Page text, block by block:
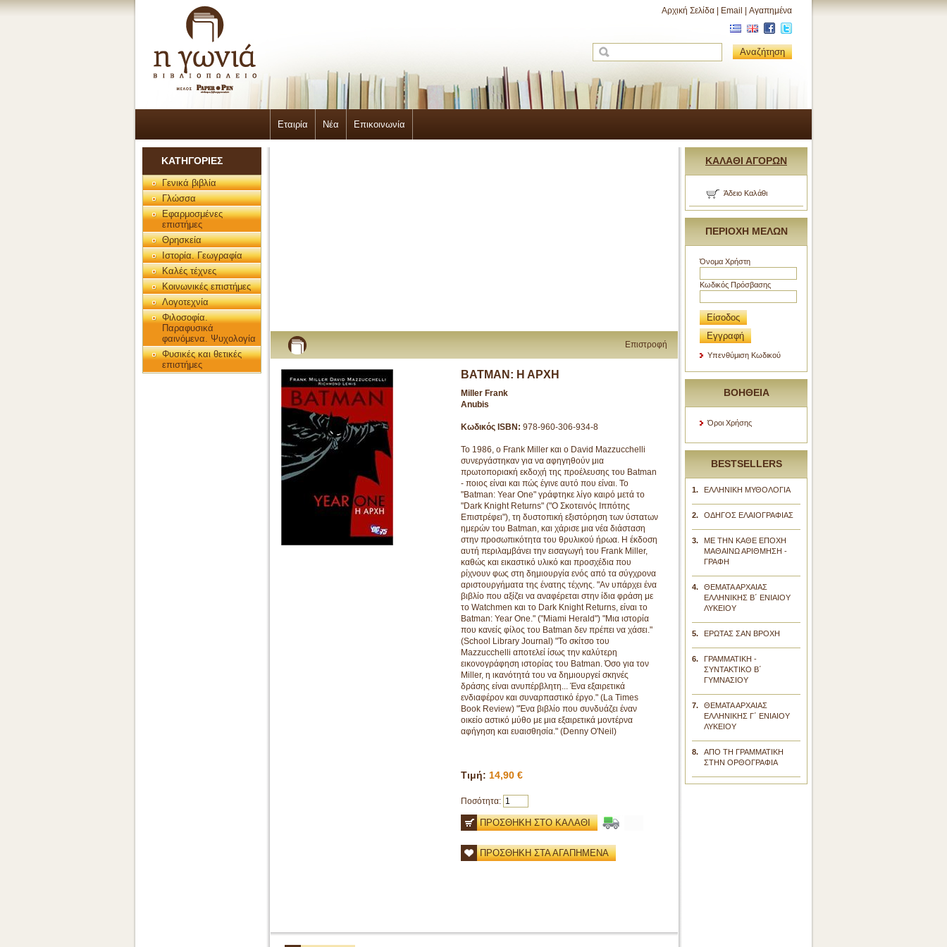
Αρχική Σελίδα Email Αγαπημένα
Αναζήτηση
Εταιρία Νέα Επικοινωνία
ΚΑΤΗΓΟΡΙΕΣ
Γενικά βιβλία
Γλώσσα
Εφαρμοσμένες
επιστήμες
Θρησκεία
Ιστορία. Γεωγραφία
Καλές τέχνες
Κοινωνικές επιστήμες
Λογοτεχνία
Φιλοσοφία.
Παραφυσικά
φαινόμενα. Ψυχολογία
Φυσικές και θετικές
επιστήμες
Επιστροφή
BATMAN: Η ΑΡΧΗ
Miller Frank
Anubis
Κωδικός ISBN: 978-960-306-934-8
To 1986, o Frank Miller και ο David Mazzucchelli
συνεργάστηκαν για να αφηγηθούν μια
πρωτοποριακή εκδοχή της προέλευσης του Batman
- ποιος είναι και πώς έγινε αυτό που είναι. Το
"Batman: Year One" γράφτηκε λίγο καιρό μετά το
"Dark Knight Returns" ("Ο Σκοτεινός Ιππότης
Επιστρέφει"), τη δυστοπική εξιστόρηση των ύστατων
ημερών του Batman, και χάρισε μια νέα διάσταση
στην προσωπικότητα του θρυλικού ήρωα. Η έκδοση
αυτή περιλαμβάνει την εισαγωγή του Frank Miller,
καθώς και εικαστικό υλικό και προσχέδια που
ρίχνουν φως στη δημιουργία ενός από τα σύγχρονα
αριστουργήματα της ένατης τέχνης. "Αν υπάρχει ένα
βιβλίο που αξίζει να αναφέρεται στην ίδια φράση με
το Watchmen και το Dark Knight Returns, είναι το
Batman: Year One." ("Miami Herald") "Μια ιστορία
που κανείς φίλος του Batman δεν πρέπει να χάσει."
(School Library Journal) "Το σκίτσο του
Mazzucchelli αποτελεί ίσως την καλύτερη
εικονογράφηση ιστορίας του Batman. Όσο για τον
Miller, η ικανότητά του να δημιουργεί σκηνές
δράσης είναι ανυπέρβλητη... Ένα εξαιρετικά
ενδιαφέρον και συναρπαστικό έργο." (La Times
Book Review) "Ένα βιβλίο που συνδυάζει έναν
οικείο αστικό μύθο με μια εξαιρετικά μοντέρνα
αφήγηση και ευαισθησία." (Denny O'Neil)
Τιμή: 14,90 €
Ποσότητα:
ΠΡΟΣΘΗΚΗ ΣΤΟ ΚΑΛΑΘΙ
ΠΡΟΣΘΗΚΗ ΣΤΑ ΑΓΑΠΗΜΕΝΑ
ΚΑΛΑΘΙ ΑΓΟΡΩΝ
Άδειο Καλάθι
ΠΕΡΙΟΧΗ ΜΕΛΩΝ
Όνομα Χρήστη
Κωδικός Πρόσβασης
Είσοδος
Εγγραφή
Υπενθύμιση Κωδικού
ΒΟΗΘΕΙΑ
Όροι Χρήσης
BESTSELLERS
1. ΕΛΛΗΝΙΚΗ ΜΥΘΟΛΟΓΙΑ
2. ΟΔΗΓΟΣ ΕΛΑΙΟΓΡΑΦΙΑΣ
3.
ΜΕ ΤΗΝ ΚΑΘΕ ΕΠΟΧΗ
ΜΑΘΑΙΝΩ ΑΡΙΘΜΗΣΗ -
ΓΡΑΦΗ
4.
ΘΕΜΑΤΑ ΑΡΧΑΙΑΣ
ΕΛΛΗΝΙΚΗΣ Β΄ ΕΝΙΑΙΟΥ
ΛΥΚΕΙΟΥ
5. ΕΡΩΤΑΣ ΣΑΝ ΒΡΟΧΗ
6.
ΓΡΑΜΜΑΤΙΚΗ -
ΣΥΝΤΑΚΤΙΚΟ Β΄
ΓΥΜΝΑΣΙΟΥ
7.
ΘΕΜΑΤΑ ΑΡΧΑΙΑΣ
ΕΛΛΗΝΙΚΗΣ Γ΄ ΕΝΙΑΙΟΥ
ΛΥΚΕΙΟΥ
8.
ΑΠΟ ΤΗ ΓΡΑΜΜΑΤΙΚΗ
ΣΤΗΝ ΟΡΘΟΓΡΑΦΙΑ